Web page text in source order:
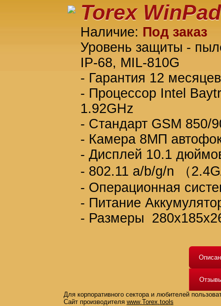
Torex
Наличие: Под заказ
Уровень защиты -
IP-68, MIL-810G
- Гарантия 12 месяцев
- Процессор Intel
1.92GHz
- Стандарт GSM 850/
- Камера 8МП
- Дисплей 10.1
- 802.11 a/b/g/n （
- Операционная
- Питание
- Размеры
Для корпоративного сектора и любителей
Сайт производителя www.Torex.tools